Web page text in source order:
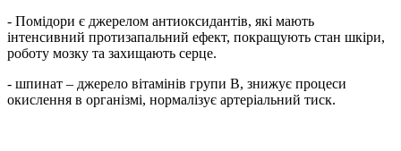
- Помідори є джерелом антиоксидантів, які мають
інтенсивний протизапальний ефект, покращують стан шкіри,
роботу мозку та захищають серце.
- шпинат – джерело вітамінів групи В, знижує процеси
окислення в організмі, нормалізує артеріальний тиск.